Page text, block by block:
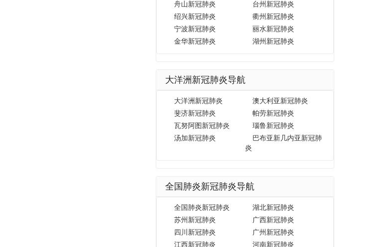
舟山新冠肺炎
台州新冠肺炎
绍兴新冠肺炎
衢州新冠肺炎
宁波新冠肺炎
丽水新冠肺炎
金华新冠肺炎
湖州新冠肺炎
大洋洲新冠肺炎导航
大洋洲新冠肺炎
澳大利亚新冠肺炎
斐济新冠肺炎
帕劳新冠肺炎
瓦努阿图新冠肺炎
瑙鲁新冠肺炎
汤加新冠肺炎
巴布亚新几内亚新冠肺
炎
全国肺炎新冠肺炎导航
全国肺炎新冠肺炎
湖北新冠肺炎
苏州新冠肺炎
广西新冠肺炎
四川新冠肺炎
广州新冠肺炎
江西新冠肺炎
河南新冠肺炎